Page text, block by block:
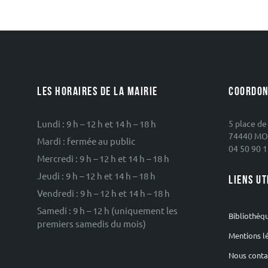
LES HORAIRES DE LA MAIRIE
Lundi : 9 h – 12 h et 14 h – 18 h
Mardi : fermée au public
Mercredi : 9 h – 12 h et 14 h – 18 h
Jeudi : 9 h – 12 h et 14 h – 18 h
Vendredi : 9 h – 12 h et 14 h – 18 h
Samedi : 9 h – 12 h (uniquement les
premiers samedis du mois)
5 place
74440
04 50 90
LIENS
Mentions
Nous